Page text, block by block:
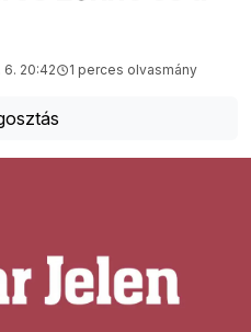
6. 20:42 1 perces olvasmány